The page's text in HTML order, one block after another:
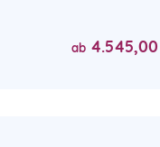
ab 4.545,00